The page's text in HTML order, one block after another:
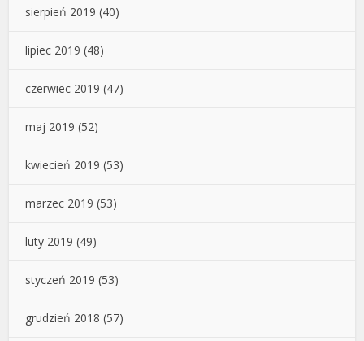
sierpień 2019 (40)
lipiec 2019 (48)
czerwiec 2019 (47)
maj 2019 (52)
kwiecień 2019 (53)
marzec 2019 (53)
luty 2019 (49)
styczeń 2019 (53)
grudzień 2018 (57)